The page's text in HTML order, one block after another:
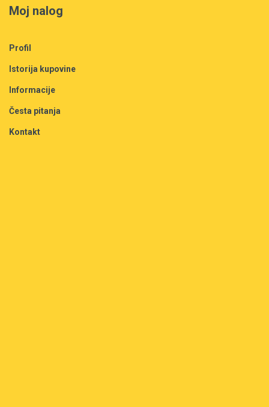
Moj nalog
Profil
Istorija kupovine
Informacije
Česta pitanja
Kontakt